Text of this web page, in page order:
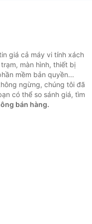
giá cả máy vi tính xách
màn hình, thiết bị
mềm bản quyền...
ngừng, chúng tôi đã
có thể so sánh giá, tìm
bán hàng.